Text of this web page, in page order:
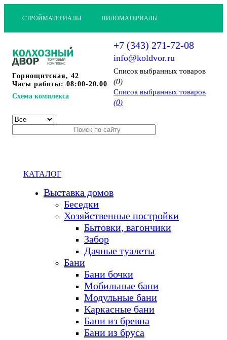
СТРОЙМАТЕРИАЛЫ ПИЛОМАТЕРИАЛЫ
Горнощитская, 42
Часы работы: 08:00-20.00
Схема комплекса
+7 (343) 271-72-08
info@koldvor.ru
Cписок выбранных товаров
(0)
Cписок выбранных товаров
(0)
КАТАЛОГ
Выставка домов
Беседки
Хозяйственные постройки
Бытовки, вагончики
Забор
Дачные туалеты
Бани
Бани бочки
Мобильные бани
Модульные бани
Каркасные бани
Бани из бревна
Бани из бруса